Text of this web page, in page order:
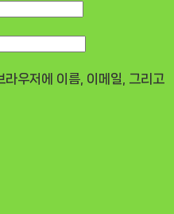
우저에 이름, 이메일, 그리고